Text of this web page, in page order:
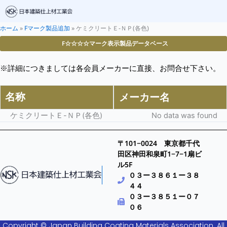
ホーム » Fマーク製品追加 »ケミクリートＥ-ＮＰ(各色)
F☆☆☆☆マーク表示製品データベース
※詳細につきましては各会員メーカーに直接、お問合せ下さい。
名称 メーカー名
ケミクリートＥ-ＮＰ(各色) No data was found
〒101−0024 東京都千代
田区神田和泉町1−7−1扇ビ
ル5F
０３ー３８６１ー３８
４４
０３ー３８５１ー０７
０６